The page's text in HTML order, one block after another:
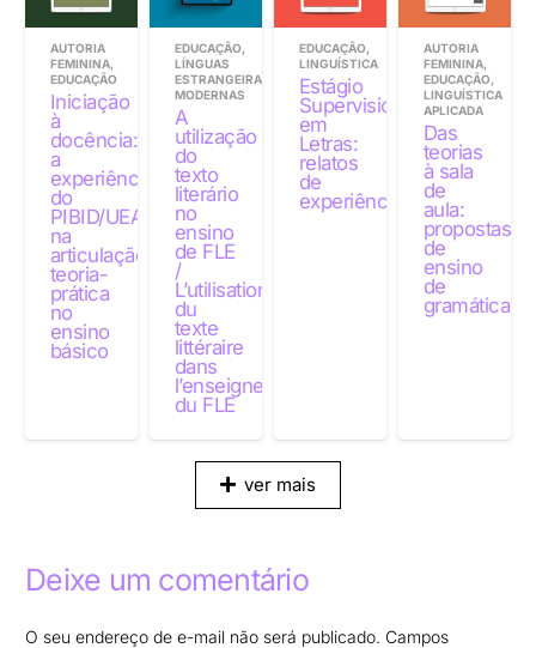
AUTORIA
FEMININA,
EDUCAÇÃO
Iniciação
à
docência:
a
experiência
do
PIBID/UEA
na
articulação
teoria-
prática
no
ensino
básico
EDUCAÇÃO,
LÍNGUAS
ESTRANGEIRAS
MODERNAS
A
utilização
do
texto
literário
no
ensino
de FLE
/
L’utilisation
du
texte
littéraire
dans
l’enseignement
du FLE
EDUCAÇÃO,
LINGUÍSTICA
Estágio
Supervisionado
em
Letras:
relatos
de
experiência
AUTORIA
FEMININA,
EDUCAÇÃO,
LINGUÍSTICA
APLICADA
Das
teorias
à sala
de
aula:
propostas
de
ensino
de
gramática
ver mais
Deixe um comentário
O seu endereço de e-mail não será publicado. Campos